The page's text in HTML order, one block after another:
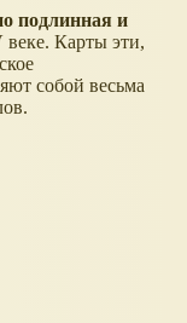
подлинная и
Карты эти,
собой весьма